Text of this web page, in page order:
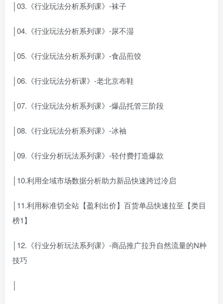
│03.《行业玩法分析系列课》-袜子
│04.《行业玩法分析系列课》-尿不湿
│05.《行业玩法分析系列课》-食品煎饺
│06.《行业玩法分析课》-老北京布鞋
│07.《行业玩法分析系列课》-爆品托管三阶段
│08.《行业玩法分析系列课》-冰袖
│09.《行业分析玩法系列课》-轻付费打造爆款
│10.利用全域市场数据分析助力新品快速跨过冷启
│11.利用标准切全站【盈利出价】百货单品快速拉至【类目
榜1】
│12.《行业分析玩法系列课》-商品推广拉升自然流量的N种
技巧